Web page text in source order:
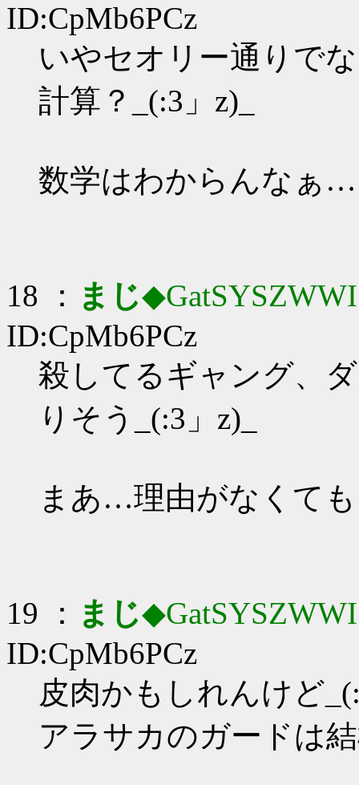
ID:CpMb6PCz
いやセオリー通りで
計算？_(:3」z)_
数学はわからんなぁ…
18 ： まじ◆GatSYSZWWI
ID:CpMb6PCz
殺してるギャング、
りそう_(:3」z)_
まあ…理由がなくて
19 ： まじ◆GatSYSZWWI
ID:CpMb6PCz
皮肉かもしれんけど
アラサカのガードは